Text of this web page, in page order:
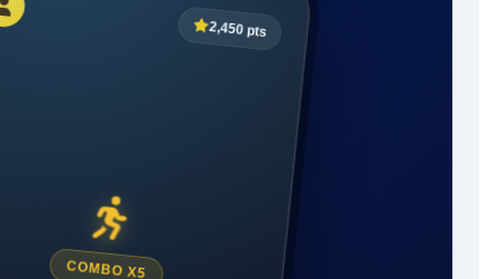
2,450 pts
COMBO X5